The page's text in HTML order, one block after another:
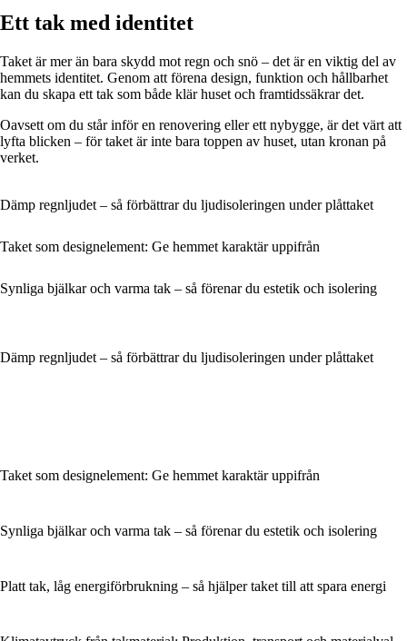
Ett tak med identitet
Taket är mer än bara skydd mot regn och snö – det är en viktig del av
hemmets identitet. Genom att förena design, funktion och hållbarhet
kan du skapa ett tak som både klär huset och framtidssäkrar det.
Oavsett om du står inför en renovering eller ett nybygge, är det värt att
lyfta blicken – för taket är inte bara toppen av huset, utan kronan på
verket.
Dämp regnljudet – så förbättrar du ljudisoleringen under plåttaket
Taket som designelement: Ge hemmet karaktär uppifrån
Synliga bjälkar och varma tak – så förenar du estetik och isolering
Dämp regnljudet – så förbättrar du ljudisoleringen under plåttaket
Taket som designelement: Ge hemmet karaktär uppifrån
Synliga bjälkar och varma tak – så förenar du estetik och isolering
Platt tak, låg energiförbrukning – så hjälper taket till att spara energi